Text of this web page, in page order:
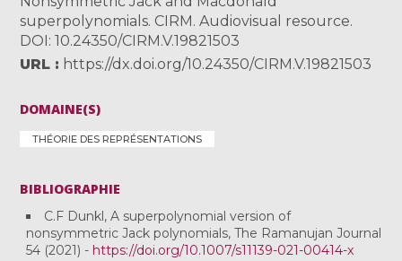
superpolynomials. CIRM. Audiovisual resource.
DOI: 10.24350/CIRM.V.19821503
URL
https://dx.doi.org/10.24350/CIRM.V.19821503
DOMAINE(S)
THÉORIE DES REPRÉSENTATIONS
BIBLIOGRAPHIE
C.F Dunkl, A superpolynomial version of
nonsymmetric Jack polynomials, The Ramanujan Journal
54 (2021) - https://doi.org/10.1007/s11139-021-00414-x